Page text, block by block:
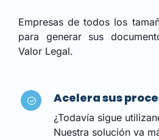
Empresas de todos los
para generar sus
Valor Legal.
Acelera sus
¿Todavía sigue
Nuestra solución va